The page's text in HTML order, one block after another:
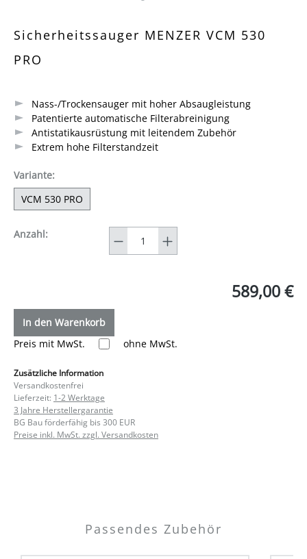
Sicherheitssauger MENZER VCM 530
PRO
Nass-/Trockensauger mit hoher Absaugleistung
Patentierte automatische Filterabreinigung
Antistatikausrüstung mit leitendem Zubehör
Extrem hohe Filterstandzeit
Varianteauswählen
:
VCM 530 PRO
Anzahl:
589,00 €
In den Warenkorb
Preis mit MwSt.
ohne MwSt.
Zusätzliche Information
Versandkostenfrei
Lieferzeit: 1-2 Werktage
3 Jahre Herstellergarantie
BG Bau förderfähig bis 300 EUR
Preise inkl. MwSt. zzgl. Versandkosten
Passendes Zubehör